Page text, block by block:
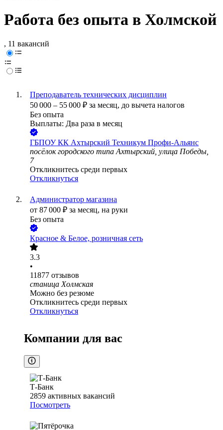
Работа без опыта в Холмской
, 11 вакансий
Преподаватель технических дисциплин
50 000 – 55 000 ₽ за месяц, до вычета налогов
Без опыта
Выплаты: Два раза в месяц
ГБПОУ КК Ахтырский Техникум Профи-Альянс
посёлок городского типа Ахтырский, улица Победы,
7
Откликнитесь среди первых
Откликнуться
Администратор магазина
от 87 000 ₽ за месяц, на руки
Без опыта
Красное & Белое, розничная сеть
3.3
•
11877 отзывов
станица Холмская
Можно без резюме
Откликнитесь среди первых
Откликнуться
Компании для вас
Т-Банк
2859 активных вакансий
Посмотреть